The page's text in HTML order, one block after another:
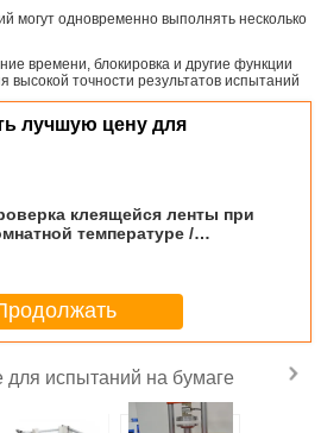
могут одновременно выполнять несколько
времени, блокировка и другие функции
высокой точности результатов испытаний
лучшую цену для
клеящейся ленты при
температуре /
/ Инструмент
для испытаний на бумаге